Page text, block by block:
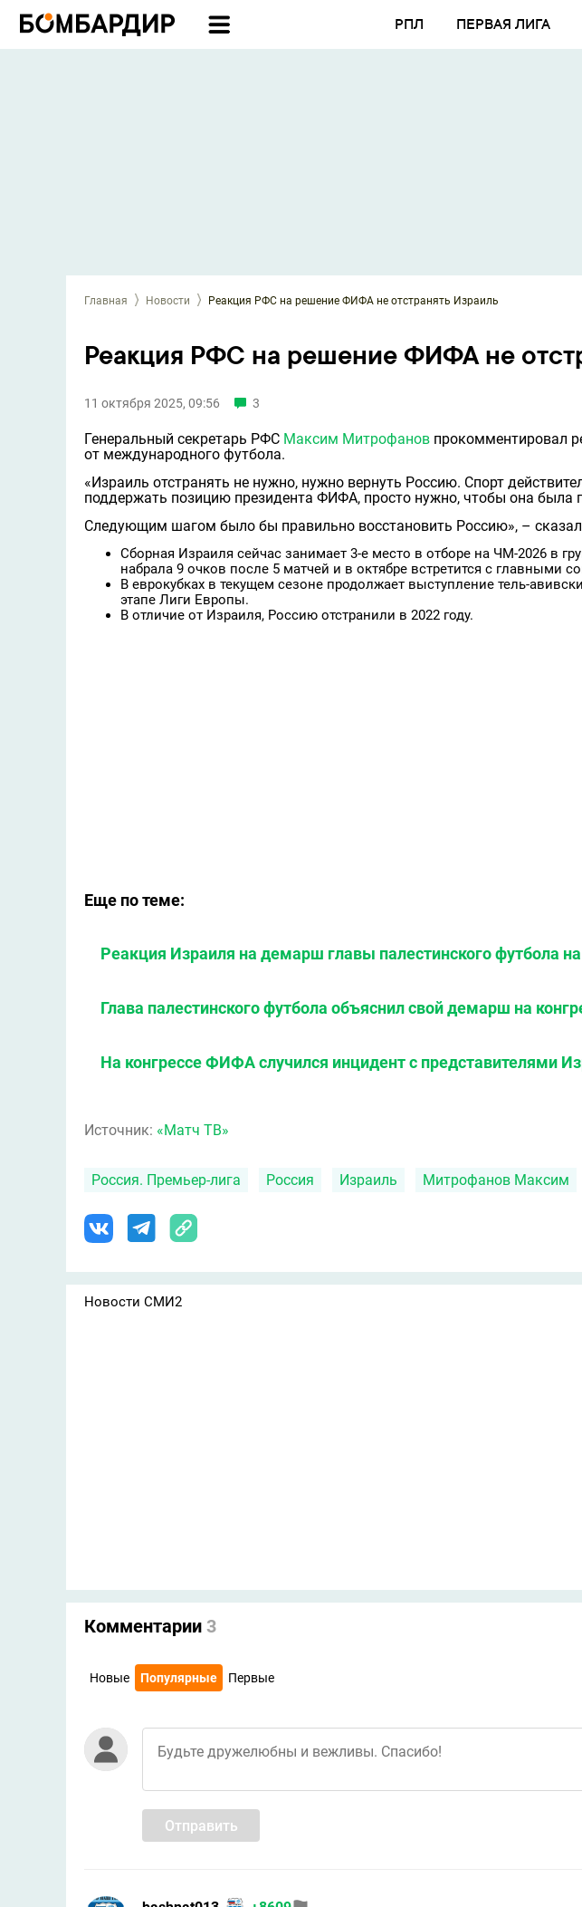
РПЛ ПЕРВАЯ ЛИГА
Главная Новости Реакция РФС на решение ФИФА не отстранять Израиль
Реакция РФС на решение ФИФА не
11 октября 2025, 09:56 3
Генеральный секретарь РФС Максим Митрофанов прокомментировал
от международного футбола.
«Израиль отстранять не нужно, нужно вернуть Россию. Спорт
поддержать позицию президента ФИФА, просто нужно, чтобы она была
Следующим шагом было бы правильно восстановить Россию», –
Сборная Израиля сейчас занимает 3-е место в отборе на ЧМ-2026 в
набрала 9 очков после 5 матчей и в октябре встретится с главными
В еврокубках в текущем сезоне продолжает выступление тель-
этапе Лиги Европы.
В отличие от Израиля, Россию отстранили в 2022 году.
Еще по теме:
Реакция Израиля на демарш главы палестинского футбола
Глава палестинского футбола объяснил свой демарш на
На конгрессе ФИФА случился инцидент с представителями
Источник: «Матч ТВ»
Россия. Премьер-лига Россия Израиль Митрофанов Максим
Новости СМИ2
Комментарии 3
Новые Популярные Первые
Отправить